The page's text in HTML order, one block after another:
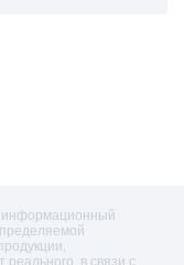
информационный
в связи с